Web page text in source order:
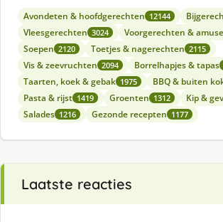
Avondeten & hoofdgerechten 12144
Vleesgerechten 3024 Voorgerechten &
Soepen 2120 Toetjes & nagerechten 2115
Vis & zeevruchten 2094 Borrelhapjes & tapas
Taarten, koek & gebak 1975 BBQ & buiten
Pasta & rijst 1419 Groenten 1312 Kip &
Salades 1216 Gezonde recepten 1177
Laatste reacties